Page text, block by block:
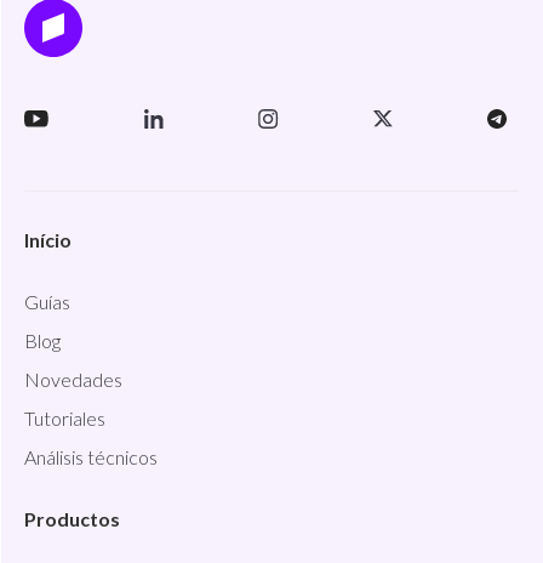
Início
Guías
Blog
Novedades
Tutoriales
Análisis técnicos
Productos